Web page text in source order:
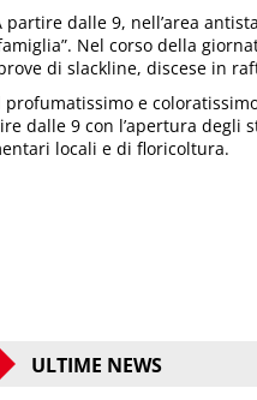
partire dalle 9, nell’area
Nel corso della
di slackline, discese in
profumatissimo e
dalle 9 con l’apertura degli
locali e di floricoltura.
ULTIME NEWS